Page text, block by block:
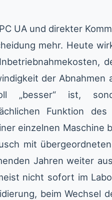
UA und direkter
mehr. Heute
der Abnahmen
„besser“ ist,
Funktion
einzelnen Maschine
mit
Jahren weiter
nicht sofort im
beim Wechsel